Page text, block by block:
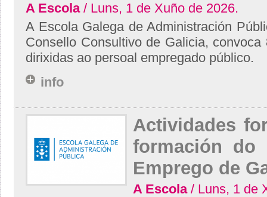
A Escola/ Luns, 1 de Xuño de 2026.
A Escola Galega de Administración
Consello Consultivo de Galicia,
dirixidas ao persoal empregado público.
info
Actividades
formación do
Emprego de
A Escola/ Luns, 1 de